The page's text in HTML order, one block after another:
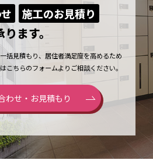
施工のお見積り
ります。
括見積もり、居住者満足度を高めるため
こちらのフォームよりご相談ください。
わせ・お見積もり